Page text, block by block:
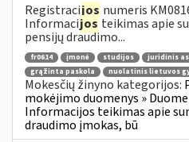
Registracijos numeris
Informacijosteikimas apie
pensijų draudimo...
fr0614 įmonė studijos juridinis
grąžinta paskola
nuolatinis lietuvos
Mokesčių žinyno kategorijos:
mokėjimo duomenys »
Informacijos teikimas apie
draudimo įmokas, bū